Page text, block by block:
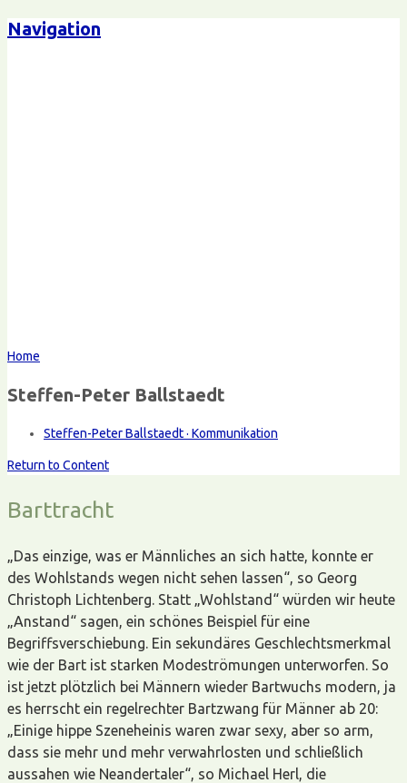
Navigation
Home
Steffen-Peter Ballstaedt
Steffen-Peter Ballstaedt · Kommunikation
Return to Content
Barttracht
„Das einzige, was er Männliches an sich hatte, konnte er
des Wohlstands wegen nicht sehen lassen“, so Georg
Christoph Lichtenberg. Statt „Wohlstand“ würden wir heute
„Anstand“ sagen, ein schönes Beispiel für eine
Begriffsverschiebung. Ein sekundäres Geschlechtsmerkmal
wie der Bart ist starken Modeströmungen unterworfen. So
ist jetzt plötzlich bei Männern wieder Bartwuchs modern, ja
es herrscht ein regelrechter Bartzwang für Männer ab 20:
„Einige hippe Szeneheinis waren zwar sexy, aber so arm,
dass sie mehr und mehr verwahrlosten und schließlich
aussahen wie Neandertaler“, so Michael Herl, die